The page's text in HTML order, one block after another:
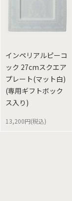
インペリアルピーコ
ック 27cmスクエア
プレート(マット白)
(専用ギフトボック
ス入り)
13,200円(税込)